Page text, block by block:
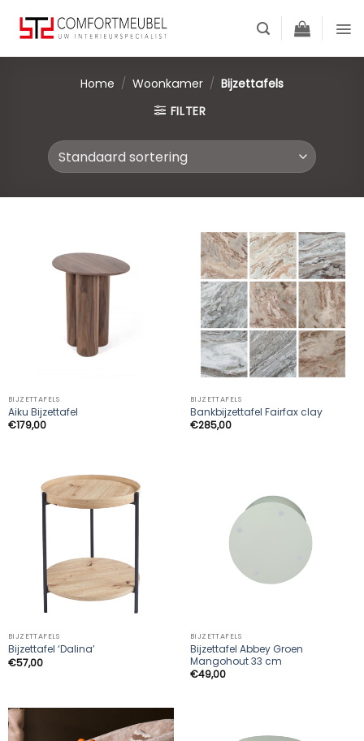
content
Home / Woonkamer / Bijzettafels
FILTER
BIJZETTAFELS
Aiku Bijzettafel
€179,00
BIJZETTAFELS
Bankbijzettafel Fairfax clay
€285,00
BIJZETTAFELS
Bijzettafel ‘Dalina’
€57,00
BIJZETTAFELS
Bijzettafel Abbey Groen
Mangohout 33 cm
€49,00